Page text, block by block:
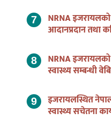
NRNA
आदानप्रदान तथा
NRNA
स्वास्थ्य सम्बन्धी
इजरायलस्थित
स्वास्थ्य सचेतना